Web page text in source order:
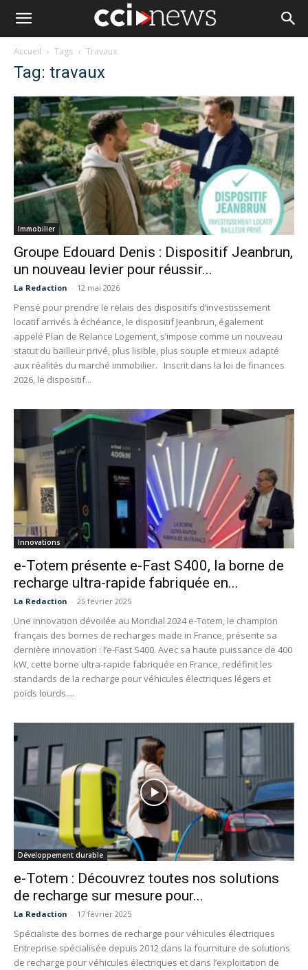
Accueil Tags Travaux
Tag: travaux
Immobilier
Groupe Edouard Denis : Dispositif Jeanbrun,
un nouveau levier pour réussir...
La Redaction - 12 mai 2026
Pensé pour prendre le relais des dispositifs d’investissement
locatif arrivés à échéance, le dispositif Jeanbrun, également
appelé Plan de Relance Logement, s’impose comme un nouveau
statut du bailleur privé, plus lisible, plus souple et mieux adapté
aux réalités du marché immobilier. Inscrit dans la loi de finances
2026, le dispositif...
Innovations
e-Totem présente e-Fast S400, la borne de
recharge ultra-rapide fabriquée en...
La Redaction - 25 février 2025
Une innovation dévoilée au Mondial 2024 e-Totem, le champion
français des bornes de recharges made in France, présente sa
dernière innovation : l’e-Fast S400. Avec sa haute puissance de 400
kW, cette borne ultra-rapide fabriquée en France, redéfinit les
standards de la recharge pour véhicules électriques légers et
poids lourds....
Développement durable
e-Totem : Découvrez toutes nos solutions
de recharge sur mesure pour...
La Redaction - 17 février 2025
Spécialiste des bornes de recharge pour véhicules électriques
Entreprise spécialisée depuis 2012 dans la fourniture de solutions
de recharge pour véhicules électriques et dans l’exploitation de